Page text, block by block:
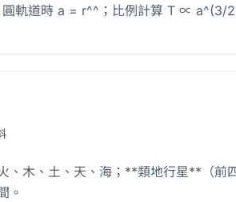
軌道時 a = r^^；比例計算 T ∝ a^(3/
、木、土、天、海；**類地行星**（
。